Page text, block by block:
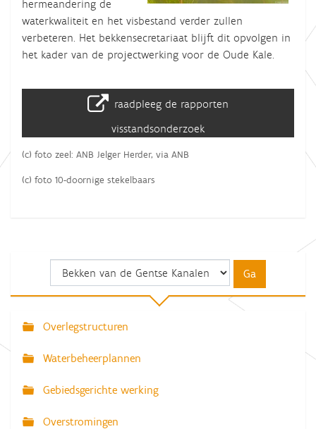
hermeandering de
waterkwaliteit en het visbestand verder zullen
verbeteren. Het bekkensecretariaat blijft dit opvolgen in
het kader van de projectwerking voor de Oude Kale.
raadpleeg de rapporten
visstandsonderzoek
(c) foto zeel: ANB Jelger Herder, via ANB
(c) foto 10-doornige stekelbaars
N
a
i
g
Overlegstructuren
Waterbeheerplannen
Gebiedsgerichte werking
Overstromingen